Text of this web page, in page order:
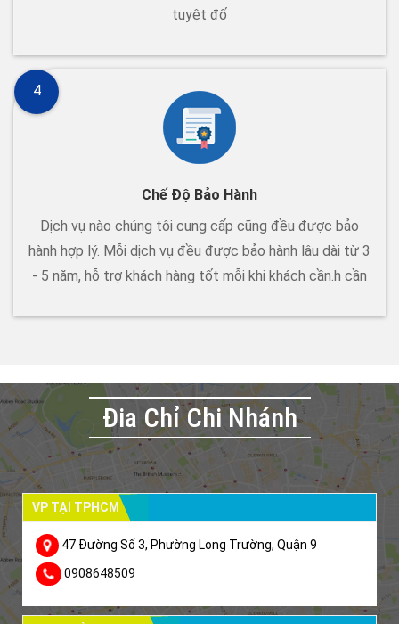
tuyệt đố
Chế Độ Bảo Hành
Dịch vụ nào chúng tôi cung cấp cũng đều được bảo
hành hợp lý. Mỗi dịch vụ đều được bảo hành lâu dài từ 3
- 5 năm, hỗ trợ khách hàng tốt mỗi khi khách cần.h cần
4
Đia Chỉ Chi Nhánh
VP TẠI TPHCM
47 Đường Số 3, Phường Long Trường, Quận 9
0908648509